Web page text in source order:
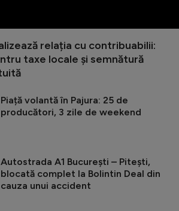
relația cu contribuabilii:
taxe locale și semnătură
Piață volantă în Pajura: 25 de
producători, 3 zile de weekend
Autostrada A1 București – Pitești,
blocată complet la Bolintin Deal din
cauza unui accident